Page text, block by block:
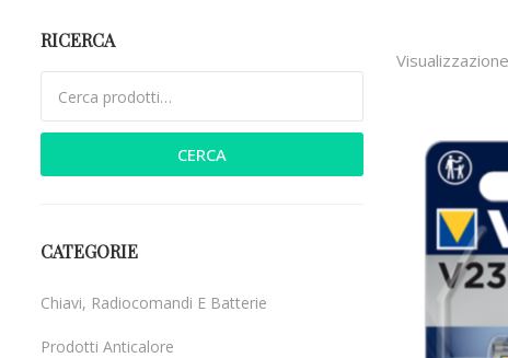
RICERCA
CERCA
CATEGORIE
Chiavi, Radiocomandi E Batterie
Prodotti Anticalore